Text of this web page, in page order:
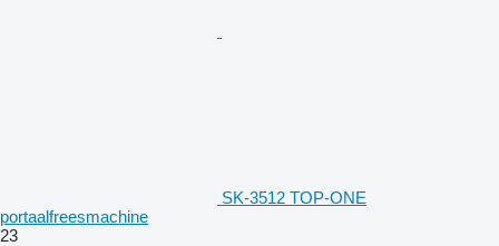
SK-3512 TOP-ONE
portaalfreesmachine
23